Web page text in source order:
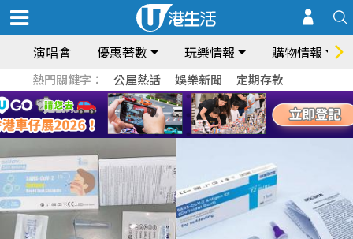
演唱會 優惠著數 玩樂情報 購物情報
熱門關鍵字： 公屋熱話 娛樂新聞 定期存款